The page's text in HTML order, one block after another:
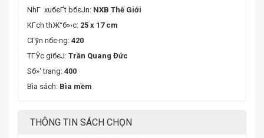
NhГ xuбєҐt bбєЈn: NXB Thế Giới
KГ­ch thЖ°б»›c: 25 x 17 cm
CГўn nбє·ng: 420
TГЎc giбєЈ: Trần Quang Đức
Sб»‘ trang: 400
Bìa sách: Bìa mềm
THÔNG TIN SÁCH CHỌN